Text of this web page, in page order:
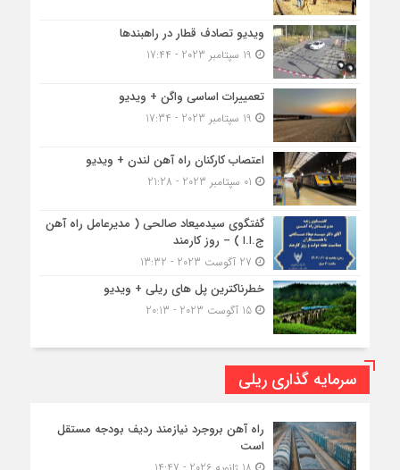
ویدیو تصادف قطار در راهبندها
تعمییرات اساسی واگن + ویدیو
اعتصاب کارکنان راه آهن لندن + ویدیو
گفتگوی سیدمیعاد صالحی ( مدیرعامل راه آهن
ج.ا.ا ) – روز کارمند
خطرناکترین پل های ریلی + ویدیو
15 آگوست 2023 - 20:13
سرمایه گذاری ریلی
راه آهن بروجرد نیازمند ردیف بودجه مستقل
است